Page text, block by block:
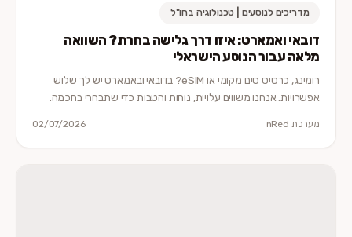
מדריכים לנוסעים | טכנולוגיה בחו"ל
דובאי ואמארט: איזו דרך גלישה בחרת? השוואה
מלאה עבור הנוסע הישראלי
רומינג, כרטיס סים מקומי או eSIM? בדובאי ובאמארט יש לך שלוש
אפשרויות. אנחנו משווים עלויות, נוחות והטבות כדי שתבחרי בחכמה.
מערכת nRed 02/07/2026